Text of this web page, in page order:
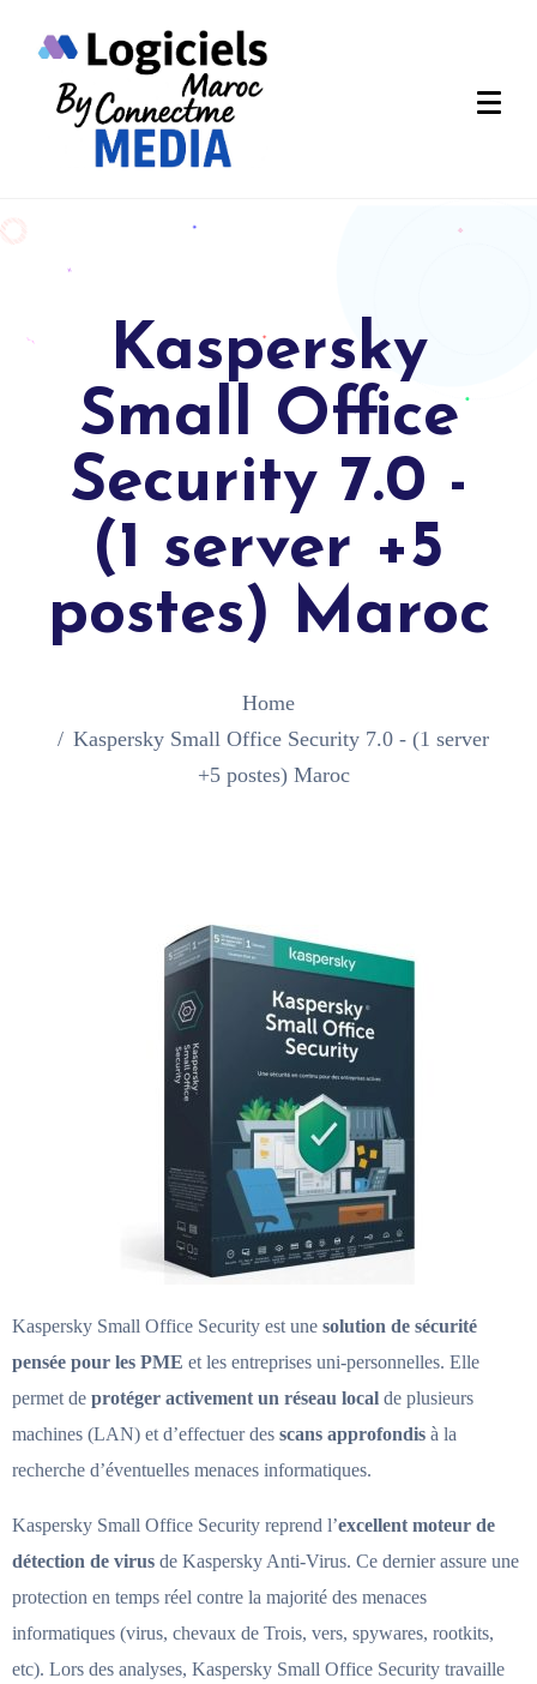
Kaspersky
Small Office
Security 7.0 -
(1 server +5
postes) Maroc
Home
Kaspersky Small Office Security 7.0 - (1 server
+5 postes) Maroc
Kaspersky Small Office Security est une solution de sécurité
pensée pour les PME et les entreprises uni-personnelles. Elle
permet de protéger activement un réseau local de plusieurs
machines (LAN) et d’effectuer des scans approfondis à la
recherche d’éventuelles menaces informatiques.
Kaspersky Small Office Security reprend l’excellent moteur de
détection de virus de Kaspersky Anti-Virus. Ce dernier assure une
protection en temps réel contre la majorité des menaces
informatiques (virus, chevaux de Trois, vers, spywares, rootkits,
etc). Lors des analyses, Kaspersky Small Office Security travaille